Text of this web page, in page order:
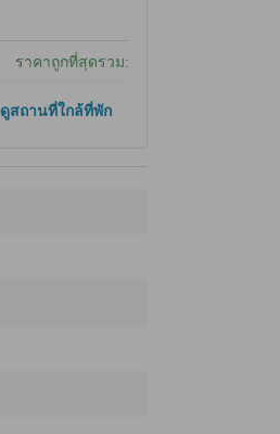
ราคาถูกที่สุดรวม:
ดูสถานที่ใกล้ที่พัก